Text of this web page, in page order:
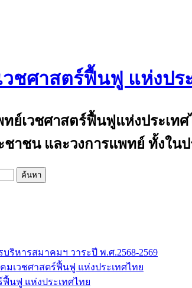
ชศาสตร์ฟื้นฟู แห่งปร
ย์เวชศาสตร์ฟื้นฟูแห่งประเ
าชน และวงการแพทย์ ทั้งในป
ริหารสมาคมฯ วาระปี พ.ศ.2568-2569
เวชศาสตร์ฟื้นฟู แห่งประเทศไทย
นฟู แห่งประเทศไทย